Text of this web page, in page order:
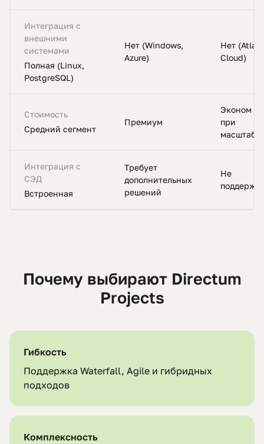
Интеграция с
внешними
системами
Полная (Linux,
PostgreSQL)
Нет (Windows,
Azure)
Нет
Cloud)
Стоимость
Средний сегмент
Премиум
Эконом
при
Интеграция с
СЭД
Встроенная
Требует
дополнительных
решений
Не
Почему выбирают Directum
Projects
Гибкость
Поддержка Waterfall, Agile и гибридных
подходов
Комплексность